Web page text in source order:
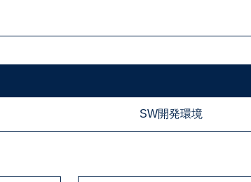
SW開発環境